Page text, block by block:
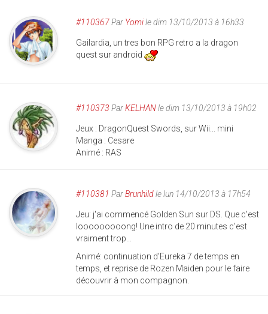
#110367Par Yomile dim 13/10/2013 à 16h33
Gailardia, un tres bon RPG retro a la dragon
quest sur android
#110373 ParKELHANle dim 13/10/2013 à 19h02
Jeux : DragonQuest Swords, sur Wii... mini
Manga : Cesare
Animé : RAS
#110381 ParBrunhildle lun 14/10/2013 à 17h54
Jeu: j'ai commencé Golden Sun sur DS. Que c'est
looooooooong! Une intro de 20 minutes c'est
vraiment trop...
Animé: continuation d'Eureka 7 de temps en
temps, et reprise de Rozen Maiden pour le faire
découvrir à mon compagnon.